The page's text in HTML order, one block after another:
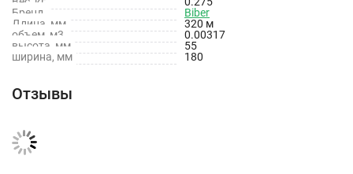
Материал валика: Полиакрил
Длина ворса: 11 мм
Бренд
Biber
Длина, мм
320 м
объем, м3
0.00317
высота, мм
55
ширина, мм
180
Отзывы